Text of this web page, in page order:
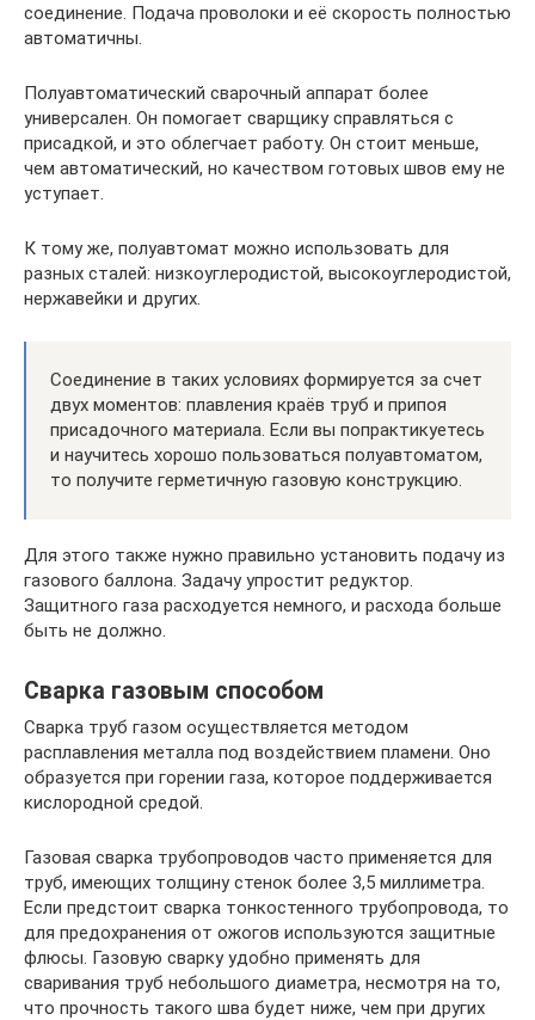
соединение. Подача проволоки и её скорость полностью
автоматичны.
Полуавтоматический сварочный аппарат более
универсален. Он помогает сварщику справляться с
присадкой, и это облегчает работу. Он стоит меньше,
чем автоматический, но качеством готовых швов ему не
уступает.
К тому же, полуавтомат можно использовать для
разных сталей: низкоуглеродистой, высокоуглеродистой,
нержавейки и других.
Соединение в таких условиях формируется за счет
двух моментов: плавления краёв труб и припоя
присадочного материала. Если вы попрактикуетесь
и научитесь хорошо пользоваться полуавтоматом,
то получите герметичную газовую конструкцию.
Для этого также нужно правильно установить подачу из
газового баллона. Задачу упростит редуктор.
Защитного газа расходуется немного, и расхода больше
быть не должно.
Сварка газовым способом
Сварка труб газом осуществляется методом
расплавления металла под воздействием пламени. Оно
образуется при горении газа, которое поддерживается
кислородной средой.
Газовая сварка трубопроводов часто применяется для
труб, имеющих толщину стенок более 3,5 миллиметра.
Если предстоит сварка тонкостенного трубопровода, то
для предохранения от ожогов используются защитные
флюсы. Газовую сварку удобно применять для
сваривания труб небольшого диаметра, несмотря на то,
что прочность такого шва будет ниже, чем при других